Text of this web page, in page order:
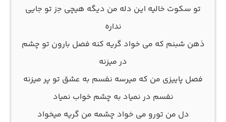
تو سکوت خالیه ایـن دله من دیگه هیچی ﺟز تو جایی
نداره
ذهن شبنم که می خواد گریه کنه فصل بارون تو چشم
در میزنه
فصل پاییزی من که میرسه نفسم به عشق تو پر میزنه
نفسم در نمیاد به چشم خواب نمیاد
دل من تورو می خواد چشمه من گریه میخواد